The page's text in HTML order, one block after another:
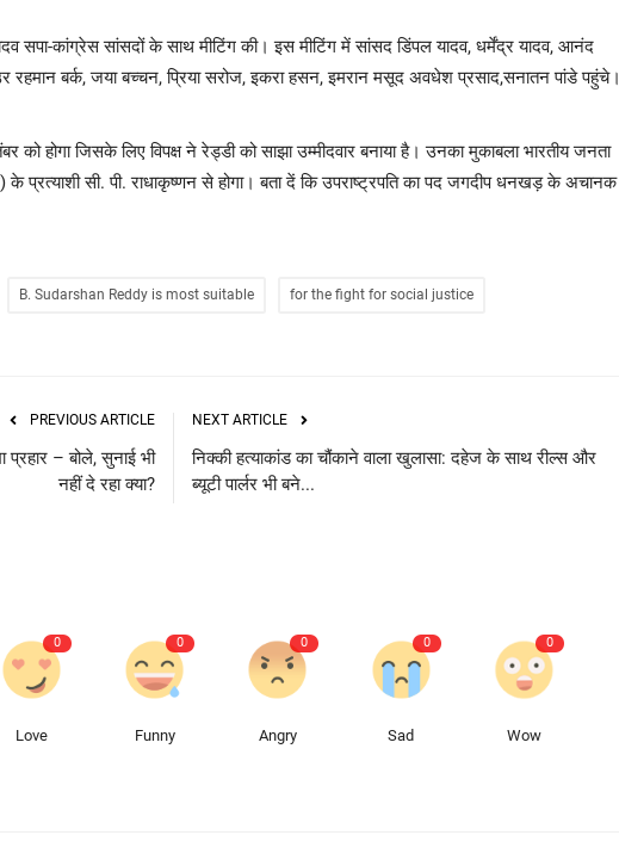
सपा-कांग्रेस सांसदों के साथ मीटिंग की। इस मीटिंग में सांसद डिंपल यादव, धर्मेंद्र यादव, आनंद
रहमान बर्क, जया बच्चन, प्रिया सरोज, इकरा हसन, इमरान मसूद अवधेश प्रसाद,सनातन पांडे पहुंचे।
को होगा जिसके लिए विपक्ष ने रेड्डी को साझा उम्मीदवार बनाया है। उनका मुकाबला भारतीय जनता
के प्रत्याशी सी. पी. राधाकृष्णन से होगा। बता दें कि उपराष्ट्रपति का पद जगदीप धनखड़ के अचानक
B. Sudarshan Reddy is most suitable for the fight for social justice
PREVIOUS ARTICLE
प्रहार – बोले, सुनाई भी
नहीं दे रहा क्या?
NEXT ARTICLE
निक्की हत्याकांड का चौंकाने वाला खुलासा: दहेज के साथ रील्स और
ब्यूटी पार्लर भी बने...
0
Love
0
Funny
0
Angry
0
Sad
0
Wow